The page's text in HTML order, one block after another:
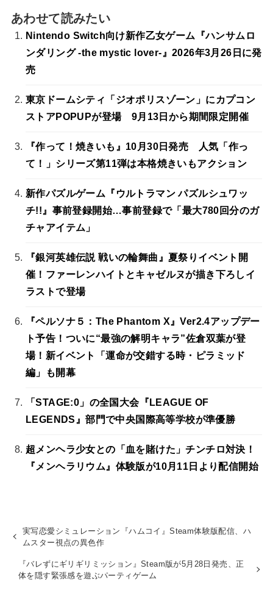
あわせて読みたい
Nintendo Switch向け新作乙女ゲーム『ハンサムロ
ンダリング -the mystic lover-』2026年3月26日に発
売
東京ドームシティ「ジオポリスゾーン」にカプコン
ストアPOPUPが登場 9月13日から期間限定開催
『作って！焼きいも』10月30日発売 人気「作っ
て！」シリーズ第11弾は本格焼きいもアクション
新作パズルゲーム『ウルトラマン パズルシュワッ
チ!!』事前登録開始…事前登録で「最大780回分のガ
チャアイテム」
『銀河英雄伝説 戦いの輪舞曲』夏祭りイベント開
催！ファーレンハイトとキャゼルヌが描き下ろしイ
ラストで登場
『ペルソナ５：The Phantom X』Ver2.4アップデー
ト予告！ついに“最強の解明キャラ”佐倉双葉が登
場！新イベント「運命が交錯する時・ピラミッド
編」も開幕
「STAGE:0」の全国大会『LEAGUE OF
LEGENDS』部門で中央国際高等学校が準優勝
超メンヘラ少女との「血を賭けた」チンチロ対決！
『メンヘラリウム』体験版が10月11日より配信開始
実写恋愛シミュレーション『ハムコイ』Steam体験版配信、ハ
ムスター視点の異色作
『バレずにギリギリミッション』Steam版が5月28日発売、正
体を隠す緊張感を遊ぶパーティゲーム